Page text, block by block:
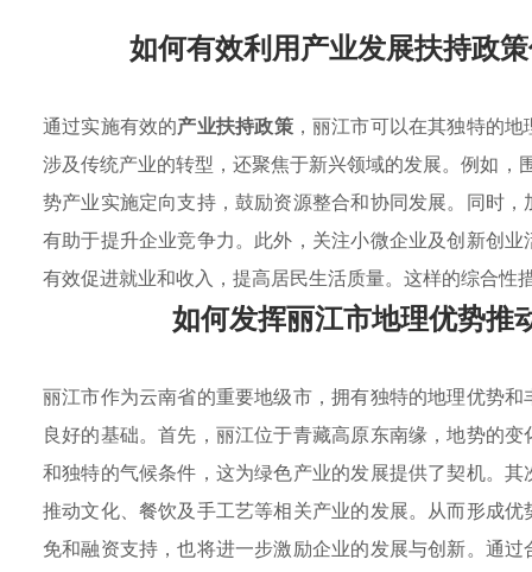
如何有效利用产业发展扶持政
通过实施有效的产业扶持政策，丽江市可以在其独特的
涉及传统产业的转型，还聚焦于新兴领域的发展。例如，
势产业实施定向支持，鼓励资源整合和协同发展。同时
有助于提升企业竞争力。此外，关注小微企业及创新创
有效促进就业和收入，提高居民生活质量。这样的综合性
如何发挥丽江市地理优势推
丽江市作为云南省的重要地级市，拥有独特的地理优势
良好的基础。首先，丽江位于青藏高原东南缘，地势的
和独特的气候条件，这为绿色产业的发展提供了契机。
推动文化、餐饮及手工艺等相关产业的发展。从而形成
免和融资支持，也将进一步激励企业的发展与创新。通